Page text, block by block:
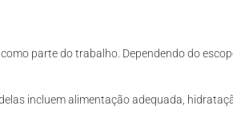
parte do trabalho. Dependendo do
incluem alimentação adequada,